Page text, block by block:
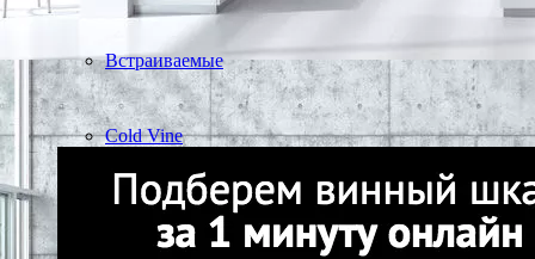
Встраиваемые
Cold Vine